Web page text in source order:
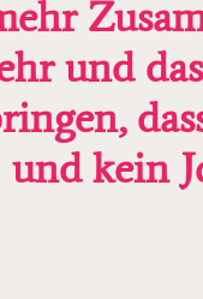
und
und kein